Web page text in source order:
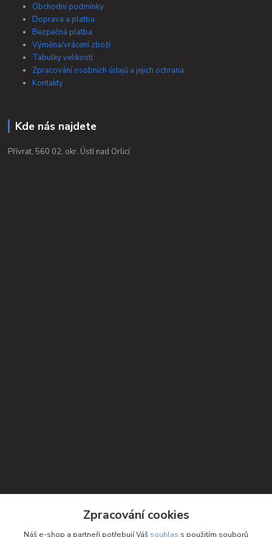
Obchodní podmínky
Doprava a platba
Bezpečná platba
Výměna/vrácení zboží
Tabulky velikostí
Zpracování osobních údajů a jejich ochrana
Kontakty
Kde nás najdete
Přívrat, 560 02, okr. Ústí nad Orlicí
Zpracování cookies
Náš e-shop a partneři potřebují Váš souhlas s použitím souborů